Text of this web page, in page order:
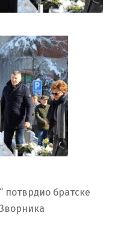
потврдио братске